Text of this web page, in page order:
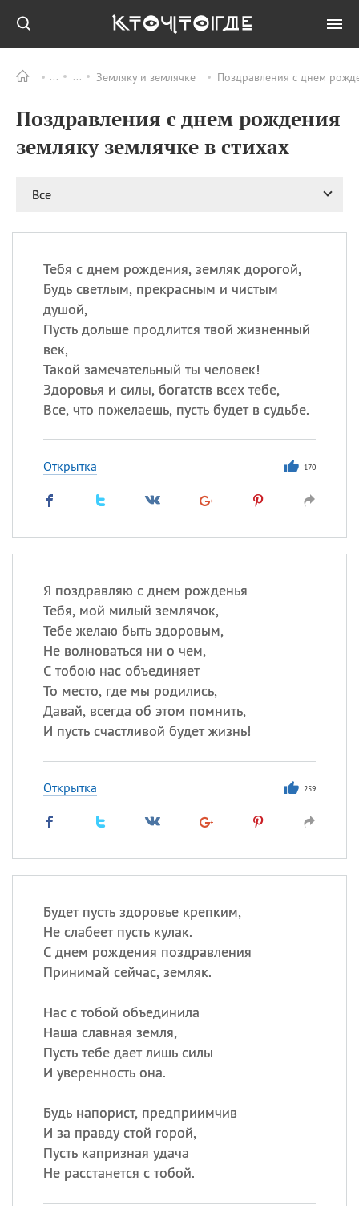
Земляку и землячке Поздравления с днем
Поздравления с днем рождения
земляку землячке в стихах
Все
Тебя с днем рождения, земляк дорогой,
Будь светлым, прекрасным и чистым
душой,
Пусть дольше продлится твой жизненный
век,
Такой замечательный ты человек!
Здоровья и силы, богатств всех тебе,
Все, что пожелаешь, пусть будет в судьбе.
Открытка 170
Я поздравляю с днем рожденья
Тебя, мой милый землячок,
Тебе желаю быть здоровым,
Не волноваться ни о чем,
С тобою нас объединяет
То место, где мы родились,
Давай, всегда об этом помнить,
И пусть счастливой будет жизнь!
Открытка 259
Будет пусть здоровье крепким,
Не слабеет пусть кулак.
С днем рождения поздравления
Принимай сейчас, земляк.
Нас с тобой объединила
Наша славная земля,
Пусть тебе дает лишь силы
И уверенность она.
Будь напорист, предприимчив
И за правду стой горой,
Пусть капризная удача
Не расстанется с тобой.
ПРАЗДНИКИ Все
06.08 Преображение
Господне у западных
христиан
Романа и Давида
День ассирийских
мучеников
07.08
ИМЕНА
Все
Сегодня празднуют именины
Еще
Посмотреть значение
происхождение